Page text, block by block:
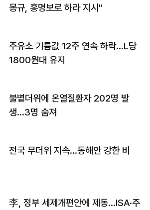
몽규, 홍명보로 하라 지시"
주유소 기름값 12주 연속 하락…L당
1800원대 유지
불볕더위에 온열질환자 202명 발
생…3명 숨져
전국 무더위 지속…동해안 강한 비
李, 정부 세제개편안에 제동…ISA·주